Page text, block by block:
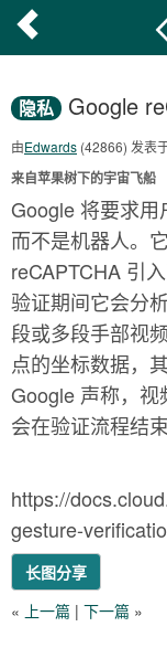
隐私 Google
由Edwards (42866) 发表
来自苹果树下的宇宙飞船
Google 将要求
而不是机器人。
reCAPTCHA 引
验证期间它会分
段或多段手部视
点的坐标数据，
Google 声称，视
会在验证流程结
https://
gesture-
长图分享
« 上一篇 | 下一篇 »